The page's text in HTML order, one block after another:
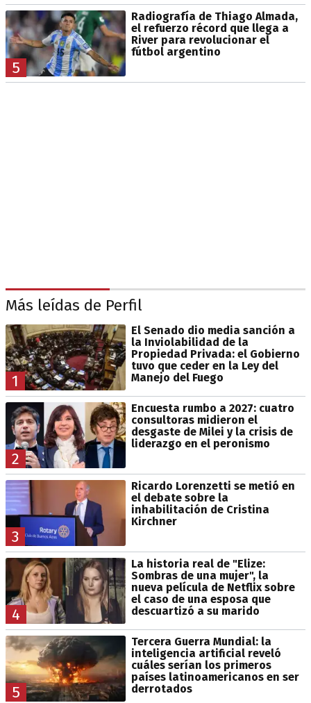
5
Radiografía de Thiago Almada,
el refuerzo récord que llega a
River para revolucionar el
fútbol argentino
Más leídas de Perfil
1
El Senado dio media sanción a
la Inviolabilidad de la
Propiedad Privada: el Gobierno
tuvo que ceder en la Ley del
Manejo del Fuego
2
Encuesta rumbo a 2027: cuatro
consultoras midieron el
desgaste de Milei y la crisis de
liderazgo en el peronismo
3
Ricardo Lorenzetti se metió en
el debate sobre la
inhabilitación de Cristina
Kirchner
4
La historia real de "Elize:
Sombras de una mujer", la
nueva película de Netflix sobre
el caso de una esposa que
descuartizó a su marido
5
Tercera Guerra Mundial: la
inteligencia artificial reveló
cuáles serían los primeros
países latinoamericanos en ser
derrotados